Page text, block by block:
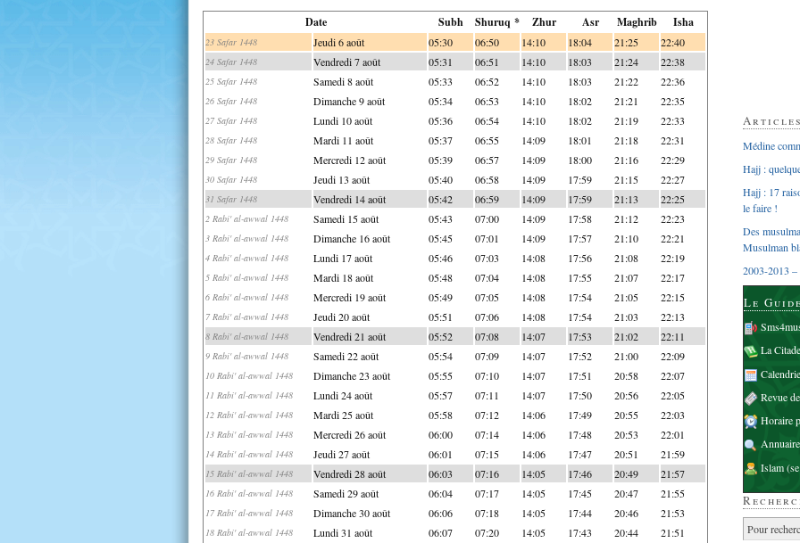
Date Subh Shuruq * Zhur Asr Maghrib Isha
23 Safar 1448 Jeudi 6 août 05:30 06:50 14:10 18:04 21:25 22:40
24 Safar 1448 Vendredi 7 août 05:31 06:51 14:10 18:03 21:24 22:38
25 Safar 1448 Samedi 8 août 05:33 06:52 14:10 18:03 21:22 22:36
26 Safar 1448 Dimanche 9 août 05:34 06:53 14:10 18:02 21:21 22:35
27 Safar 1448 Lundi 10 août 05:36 06:54 14:10 18:02 21:19 22:33
28 Safar 1448 Mardi 11 août 05:37 06:55 14:09 18:01 21:18 22:31
29 Safar 1448 Mercredi 12 août 05:39 06:57 14:09 18:00 21:16 22:29
30 Safar 1448 Jeudi 13 août 05:40 06:58 14:09 17:59 21:15 22:27
31 Safar 1448 Vendredi 14 août 05:42 06:59 14:09 17:59 21:13 22:25
2 Rabi' al-awwal 1448 Samedi 15 août 05:43 07:00 14:09 17:58 21:12 22:23
3 Rabi' al-awwal 1448 Dimanche 16 août 05:45 07:01 14:09 17:57 21:10 22:21
4 Rabi' al-awwal 1448 Lundi 17 août 05:46 07:03 14:08 17:56 21:08 22:19
5 Rabi' al-awwal 1448 Mardi 18 août 05:48 07:04 14:08 17:55 21:07 22:17
6 Rabi' al-awwal 1448 Mercredi 19 août 05:49 07:05 14:08 17:54 21:05 22:15
7 Rabi' al-awwal 1448 Jeudi 20 août 05:51 07:06 14:08 17:54 21:03 22:13
8 Rabi' al-awwal 1448 Vendredi 21 août 05:52 07:08 14:07 17:53 21:02 22:11
9 Rabi' al-awwal 1448 Samedi 22 août 05:54 07:09 14:07 17:52 21:00 22:09
10 Rabi' al-awwal 1448 Dimanche 23 août 05:55 07:10 14:07 17:51 20:58 22:07
11 Rabi' al-awwal 1448 Lundi 24 août 05:57 07:11 14:07 17:50 20:56 22:05
12 Rabi' al-awwal 1448 Mardi 25 août 05:58 07:12 14:06 17:49 20:55 22:03
13 Rabi' al-awwal 1448 Mercredi 26 août 06:00 07:14 14:06 17:48 20:53 22:01
14 Rabi' al-awwal 1448 Jeudi 27 août 06:01 07:15 14:06 17:47 20:51 21:59
15 Rabi' al-awwal 1448 Vendredi 28 août 06:03 07:16 14:05 17:46 20:49 21:57
16 Rabi' al-awwal 1448 Samedi 29 août 06:04 07:17 14:05 17:45 20:47 21:55
17 Rabi' al-awwal 1448 Dimanche 30 août 06:06 07:18 14:05 17:44 20:46 21:53
18 Rabi' al-awwal 1448 Lundi 31 août 06:07 07:20 14:05 17:43 20:44 21:51
Médine
Hajj :
Hajj : 17
le faire !
Des
Musulman
2003-2013 –
Le
La
Revue
Horaire
Islam